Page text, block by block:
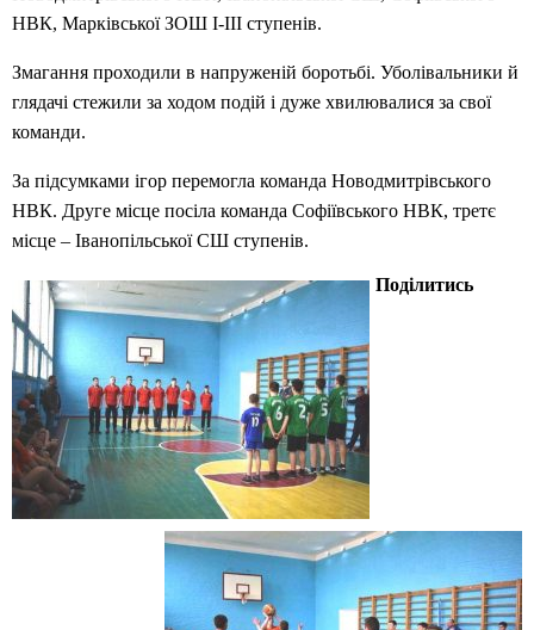
НВК, Марківської ЗОШ І-ІІІ ступенів.
Змагання проходили в напруженій боротьбі. Уболівальники й
глядачі стежили за ходом подій і дуже хвилювалися за свої
команди.
За підсумками ігор перемогла команда Новодмитрівського
НВК. Друге місце посіла команда Софіївського НВК, третє
місце – Іванопільської СШ ступенів.
Поділитись